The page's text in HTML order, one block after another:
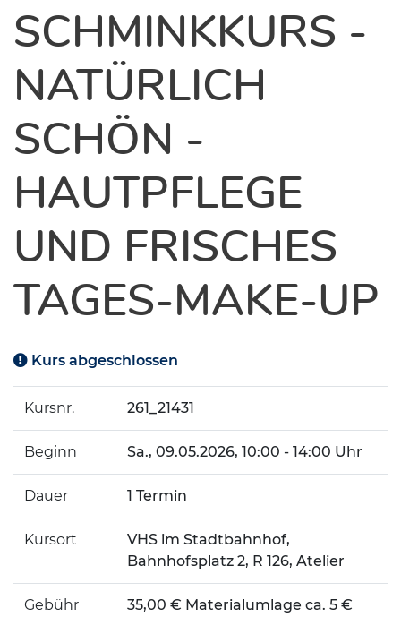
SCHMINKKURS -
NATÜRLICH
SCHÖN -
HAUTPFLEGE
UND FRISCHES
TAGES-MAKE-UP
Kurs abgeschlossen
Kursnr. 261_21431
Beginn Sa., 09.05.2026, 10:00 - 14:00 Uhr
Dauer 1 Termin
Kursort
VHS im Stadtbahnhof,
Bahnhofsplatz 2, R 126, Atelier
Gebühr
35,00 € Materialumlage ca. 5 €